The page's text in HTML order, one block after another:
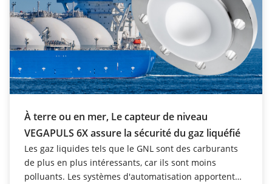
À terre ou en mer, Le capteur de niveau
VEGAPULS 6X assure la sécurité du gaz liquéfié
Les gaz liquides tels que le GNL sont des carburants
de plus en plus intéressants, car ils sont moins
polluants. Les systèmes d'automatisation apportent